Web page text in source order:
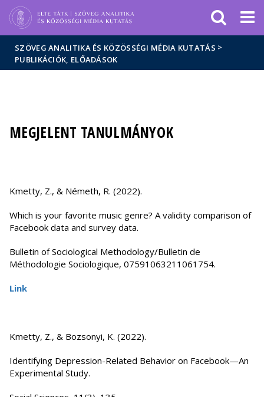
Hírek
Események
ELTE a
sajtóban
SZÖVEG ANALITIKA ÉS KÖZÖSSÉGI MÉDIA KUTATÁS >
PUBLIKÁCIÓK, ELŐADÁSOK
MEGJELENT TANULMÁNYOK
Kmetty, Z., & Németh, R. (2022).
Which is your favorite music genre? A validity comparison of
Facebook data and survey data.
Bulletin of Sociological Methodology/Bulletin de
Méthodologie Sociologique, 07591063211061754.
Link
Kmetty, Z., & Bozsonyi, K. (2022).
Identifying Depression-Related Behavior on Facebook—An
Experimental Study.